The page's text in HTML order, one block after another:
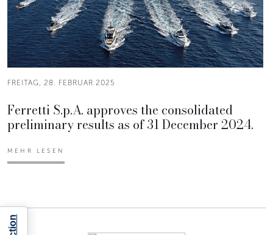
FREITAG, 28. FEBRUAR 2025
Ferretti S.p.A. approves the consolidated
preliminary results as of 31 December 2024.
MEHR LESEN